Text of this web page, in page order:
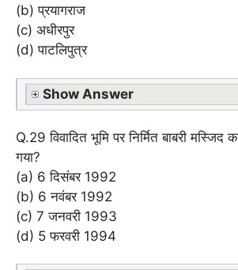
(b) प्रयागराज
(c) अधीरपुर
(d) पाटलिपुत्र
Show Answer
Q.29 विवादित भूमि पर निर्मित बाबरी मस्जिद
गया?
(a) 6 दिसंबर 1992
(b) 6 नवंबर 1992
(c) 7 जनवरी 1993
(d) 5 फरवरी 1994